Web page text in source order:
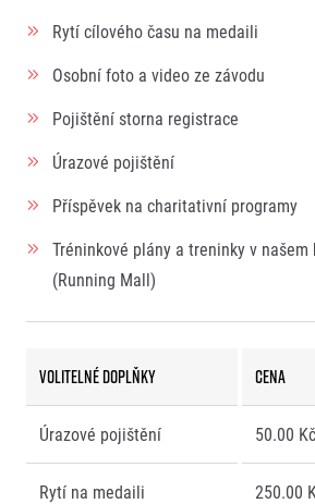
Rytí cílového času na medaili
Osobní foto a video ze závodu
Pojištění storna registrace
Úrazové pojištění
Příspěvek na charitativní programy
Tréninkové plány a treninky v našem
(Running Mall)
Volitelné doplňky Cena
Úrazové pojištění 50.00 Kč
Rytí na medaili 250.00